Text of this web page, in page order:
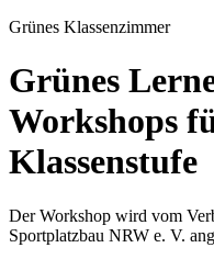
Grünes Klassenzimmer
Grünes
Workshops
Klassenstufe
Der Workshop wird vom
Sportplatzbau NRW e. V.